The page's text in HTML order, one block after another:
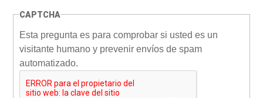
CAPTCHA
Esta pregunta es para comprobar si usted es un
visitante humano y prevenir envíos de spam
automatizado.